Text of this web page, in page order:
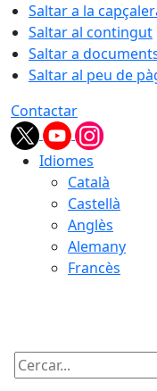
Saltar a la
Saltar al contingut
Saltar a
Saltar al peu de
Contactar
Idiomes
Català
Castellà
Anglès
Alemany
Francès
Cercar: